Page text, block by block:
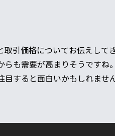
引価格についてお伝えして
も需要が高まりそうですね。
すると面白いかもしれません